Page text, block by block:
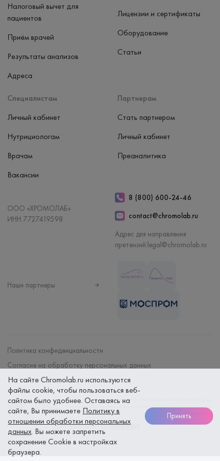
Налоговый вычет для
пациентов
Приём врачей
Результаты анализов
Адреса
Специалистам
Личный кабинет
Нутрициологам
Врачам
Вакансии
Партнерам
Стать партнером
Личный кабинет
Преаналитика
Лицензии и сертификаты
Оборудование
Статьи
ООО «ХРОМОЛАБ»
ИНН 7727419598
8 (800) 600-24-46
contact@chromolab.ru
Адрес для направления
претензий:legal@chromolab.ru
Наши партнеры
Политика конфиденциальности
Согласие на обработку персональных данных
Договор на оказание мед. услуг
Безопасность платежей гарантируется использованием SSL
оплате онлайн
Сайт разработанmegaBit
На сайте Chromolab.ru используются
файлы cookie, чтобы пользоваться веб-
сайтом было удобнее. Оставаясь на
сайте, Вы принимаете Политику в
отношении обработки персональных
данных. Вы можете запретить
сохранение Cookie в настройках
браузера.
Принять